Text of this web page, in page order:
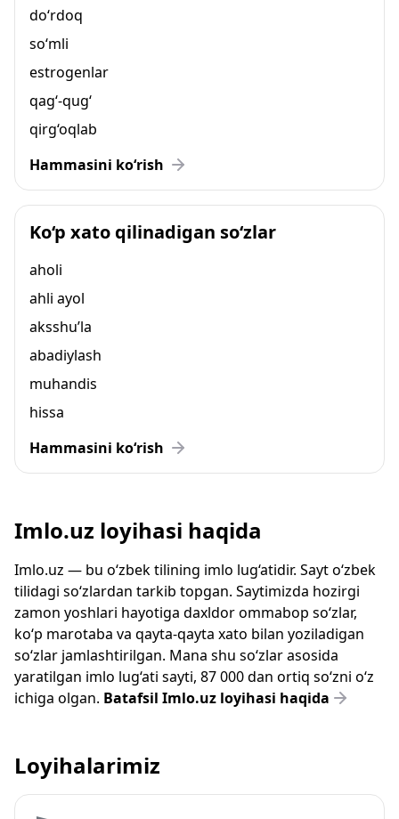
do‘rdoq
so‘mli
estrogenlar
qag‘-qug‘
qirg‘oqlab
Hammasini ko‘rish
Ko‘p xato qilinadigan so‘zlar
aholi
ahli ayol
aksshu’la
abadiylash
muhandis
hissa
Hammasini ko‘rish
Imlo.uz loyihasi haqida
Imlo.uz — bu o‘zbek tilining imlo lug‘atidir. Sayt o‘zbek
tilidagi so‘zlardan tarkib topgan. Saytimizda hozirgi
zamon yoshlari hayotiga daxldor ommabop so‘zlar,
ko‘p marotaba va qayta-qayta xato bilan yoziladigan
so‘zlar jamlashtirilgan. Mana shu so‘zlar asosida
yaratilgan imlo lug‘ati sayti, 87 000 dan ortiq so‘zni o‘z
ichiga olgan. Batafsil Imlo.uz loyihasi haqida
Loyihalarimiz